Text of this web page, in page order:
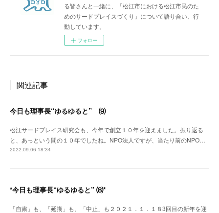
る皆さんと一緒に、「松江市における松江市民のた
めのサードプレイスづくり」について語り合い、行
動しています。
フォロー
関連記事
今日も理事長“ゆるゆると” ⑼
松江サードプレイス研究会も、今年で創立１０年を迎えました。振り返る
と、あっという間の１０年でしたね。NPO法人ですが、当たり前のNPO…
2022.09.06 18:34
*今日も理事長“ゆるゆると” ⑻*
「自粛」も、「延期」も、「中止」も２０２１．１．１８3回目の新年を迎